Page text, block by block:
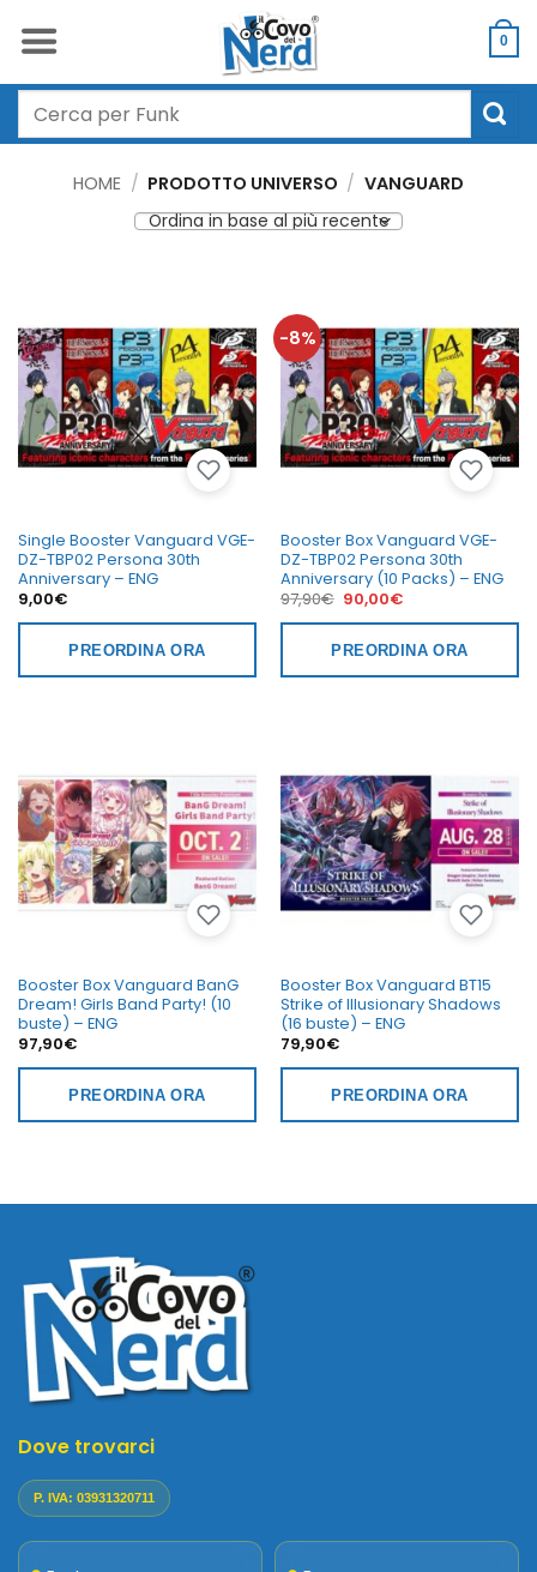
0
Cerca:
HOME / PRODOTTO UNIVERSO / VANGUARD
Single Booster Vanguard VGE-
DZ-TBP02 Persona 30th
Anniversary – ENG
9,00€
PREORDINA ORA
-8%
Booster Box Vanguard VGE-
DZ-TBP02 Persona 30th
Anniversary (10 Packs) – ENG
97,90€ Il
prezzo
originale
era:
97,90€.
90,00€Il
attuale
è:
90,00€.
PREORDINA ORA
Booster Box Vanguard BanG
Dream! Girls Band Party! (10
buste) – ENG
97,90€
PREORDINA ORA
Booster Box Vanguard BT15
Strike of Illusionary Shadows
(16 buste) – ENG
79,90€
PREORDINA ORA
Dove trovarci
P. IVA: 03931320711